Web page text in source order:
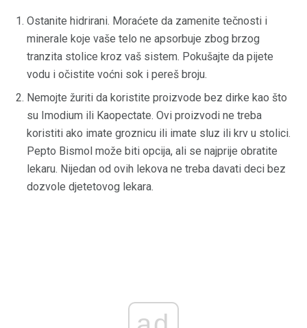
Ostanite hidrirani. Moraćete da zamenite tečnosti i
minerale koje vaše telo ne apsorbuje zbog brzog
tranzita stolice kroz vaš sistem. Pokušajte da pijete
vodu i očistite voćni sok i pereš broju.
Nemojte žuriti da koristite proizvode bez dirke kao što
su Imodium ili Kaopectate. Ovi proizvodi ne treba
koristiti ako imate groznicu ili imate sluz ili krv u stolici.
Pepto Bismol može biti opcija, ali se najprije obratite
lekaru. Nijedan od ovih lekova ne treba davati deci bez
dozvole djetetovog lekara.